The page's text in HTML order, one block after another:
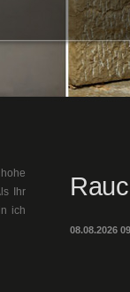
08.08.2026
Ihr
ich